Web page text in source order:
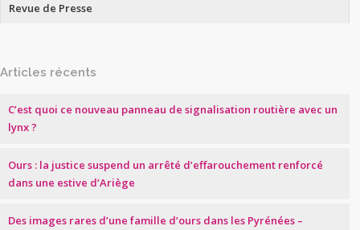
Revue de Presse
Articles récents
C’est quoi ce nouveau panneau de signalisation routière avec un
lynx ?
Ours : la justice suspend un arrêté d’effarouchement renforcé
dans une estive d’Ariège
Des images rares d’une famille d’ours dans les Pyrénées –